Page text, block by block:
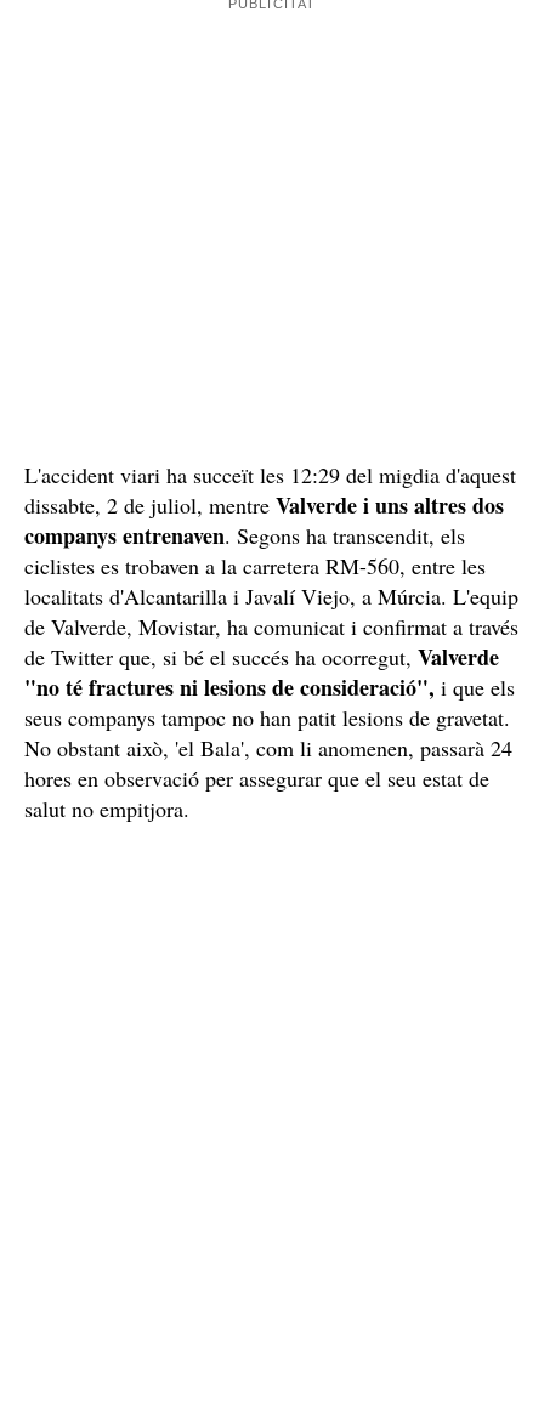
L'accident viari ha succeït les 12:29 del migdia d'aquest
dissabte, 2 de juliol, mentre Valverde i uns altres dos
companys entrenaven. Segons ha transcendit, els
ciclistes es trobaven a la carretera RM-560, entre les
localitats d'Alcantarilla i Javalí Viejo, a Múrcia. L'equip
de Valverde, Movistar, ha comunicat i confirmat a través
de Twitter que, si bé el succés ha ocorregut, Valverde
"no té fractures ni lesions de consideració", i que els
seus companys tampoc no han patit lesions de gravetat.
No obstant això, 'el Bala', com li anomenen, passarà 24
hores en observació per assegurar que el seu estat de
salut no empitjora.